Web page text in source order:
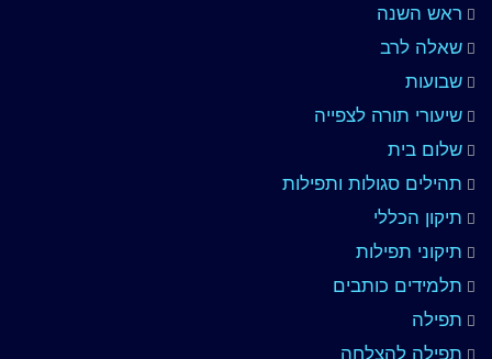
ראש השנה
שאלה לרב
שבועות
שיעורי תורה לצפייה
שלום בית
תהילים סגולות ותפילות
תיקון הכללי
תיקוני תפילות
תלמידים כותבים
תפילה
תפילה להצלחה